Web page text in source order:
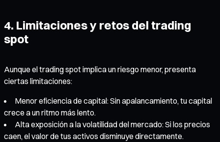
4. Limitaciones y retos del trading
spot
Aunque el trading spot implica un riesgo menor, presenta
ciertas limitaciones:
Menor eficiencia de capital: Sin apalancamiento, tu capital
crece a un ritmo más lento.
Alta exposición a la volatilidad del mercado: Si los precios
caen, el valor de tus activos disminuye directamente.